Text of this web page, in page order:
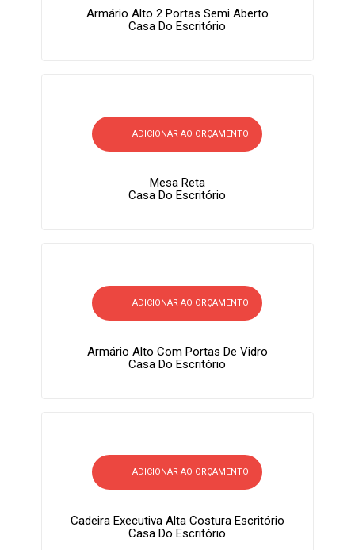
Armário Alto 2 Portas Semi Aberto
Casa Do Escritório
ADICIONAR AO ORÇAMENTO
Mesa Reta
Casa Do Escritório
ADICIONAR AO ORÇAMENTO
Armário Alto Com Portas De Vidro
Casa Do Escritório
ADICIONAR AO ORÇAMENTO
Cadeira Executiva Alta Costura Escritório
Casa Do Escritório